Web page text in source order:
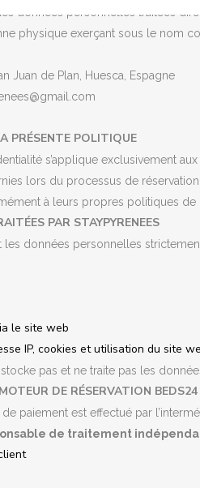
données personnelles traitées
physique exerçant sous le nom
Juan de Plan, Huesca, Espagne
PRÉSENTE POLITIQUE
s’applique exclusivement
lors du processus de
à leurs propres politiques de
PAR STAYPYRENEES
les données personnelles
le site web
IP, cookies et utilisation du site
stocke pas et ne traite pas les
DE RÉSERVATION BEDS24
de paiement est effectué par
de traitement